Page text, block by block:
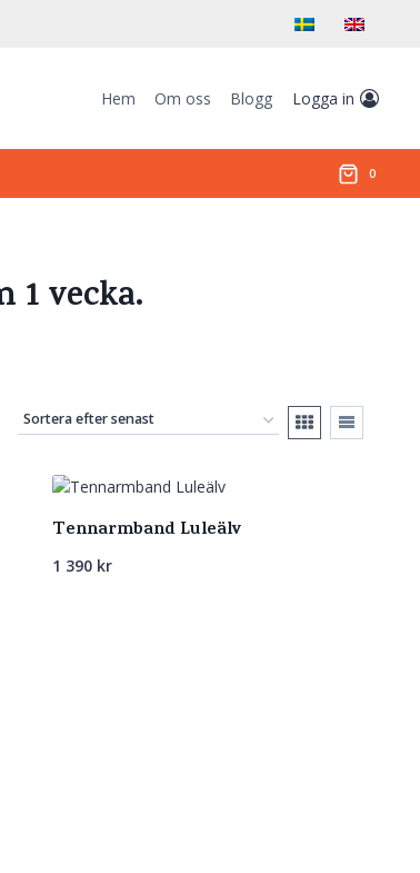
Hem Om oss Blogg Logga in
0
vecka.
Tennarmband Luleälv
1 390 kr